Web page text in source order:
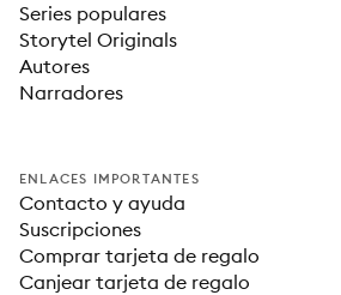
Series populares
Storytel Originals
Autores
Narradores
ENLACES IMPORTANTES
Contacto y ayuda
Suscripciones
Comprar tarjeta de regalo
Canjear tarjeta de regalo